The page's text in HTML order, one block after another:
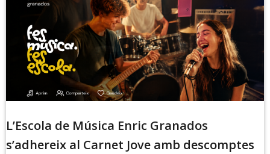
L’Escola de Música Enric Granados
s’adhereix al Carnet Jove amb descomptes